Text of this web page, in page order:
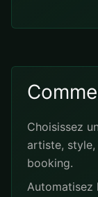
Choisissez
artiste,
booking.
Automatisez